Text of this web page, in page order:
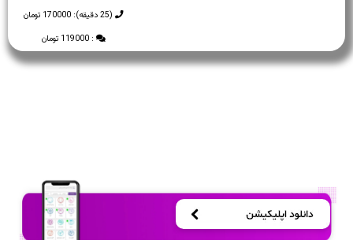
(25 دقیقه): 170000 تومان
: 119000 تومان